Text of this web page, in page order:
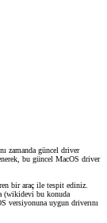
zamanda güncel driver
bu güncel MacOS driver
bir araç ile tespit ediniz.
(wikidevi bu konuda
versiyonuna uygun driverını